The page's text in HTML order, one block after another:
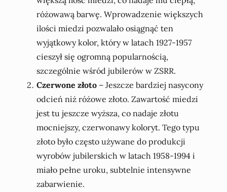
różowawą barwę. Wprowadzenie większych
ilości miedzi pozwalało osiągnąć ten
wyjątkowy kolor, który w latach 1927-1957
cieszył się ogromną popularnością,
szczególnie wśród jubilerów w ZSRR.
Czerwone złoto – Jeszcze bardziej nasycony
odcień niż różowe złoto. Zawartość miedzi
jest tu jeszcze wyższa, co nadaje złotu
mocniejszy, czerwonawy koloryt. Tego typu
złoto było często używane do produkcji
wyrobów jubilerskich w latach 1958-1994 i
miało pełne uroku, subtelnie intensywne
zabarwienie.